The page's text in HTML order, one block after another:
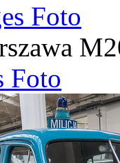
Foto
Foto